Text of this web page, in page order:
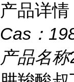
产品详情
Cas：
产品名称